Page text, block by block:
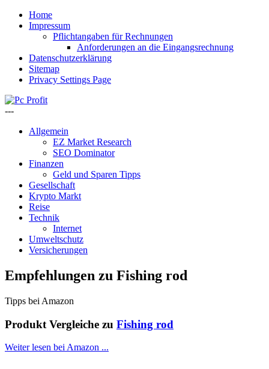
Home
Impressum
Pflichtangaben für Rechnungen
Anforderungen an die Eingangsrechnung
Datenschutzerklärung
Sitemap
Privacy Settings Page
---
Allgemein
EZ Market Research
SEO Dominator
Finanzen
Geld und Sparen Tipps
Gesellschaft
Krypto Markt
Reise
Technik
Internet
Umweltschutz
Versicherungen
Empfehlungen zu Fishing rod
Tipps bei Amazon
Produkt Vergleiche zu Fishing rod
Weiter lesen bei Amazon ...